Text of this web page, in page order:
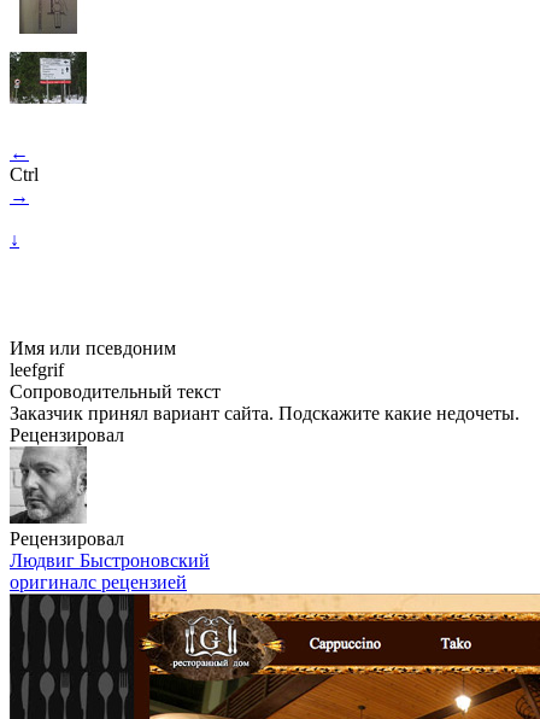
←
Ctrl
→
↓
Имя или псевдоним
leefgrif
Сопроводительный текст
Заказчик принял вариант сайта. Подскажите какие недочеты.
Рецензировал
Рецензировал
Людвиг Быстроновский
оригиналс рецензией